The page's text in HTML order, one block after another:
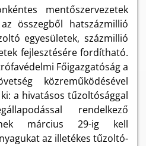
mentőszervezetek
összegből hatszázmillió
egyesületek, százmillió
fejlesztésére fordítható.
Főigazgatóság a
közreműködésével
a hivatásos tűzoltósággal
rendelkező
március 29-ig kell
az illetékes tűzoltó-